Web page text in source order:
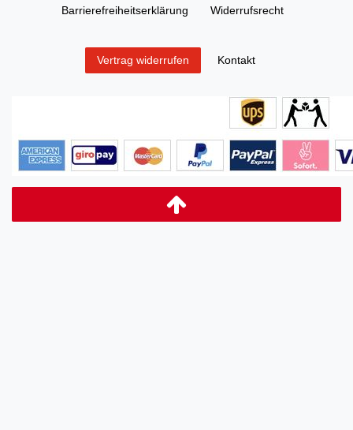
Barrierefreiheitserklärung Widerrufs­recht
Vertrag widerrufen Kontakt